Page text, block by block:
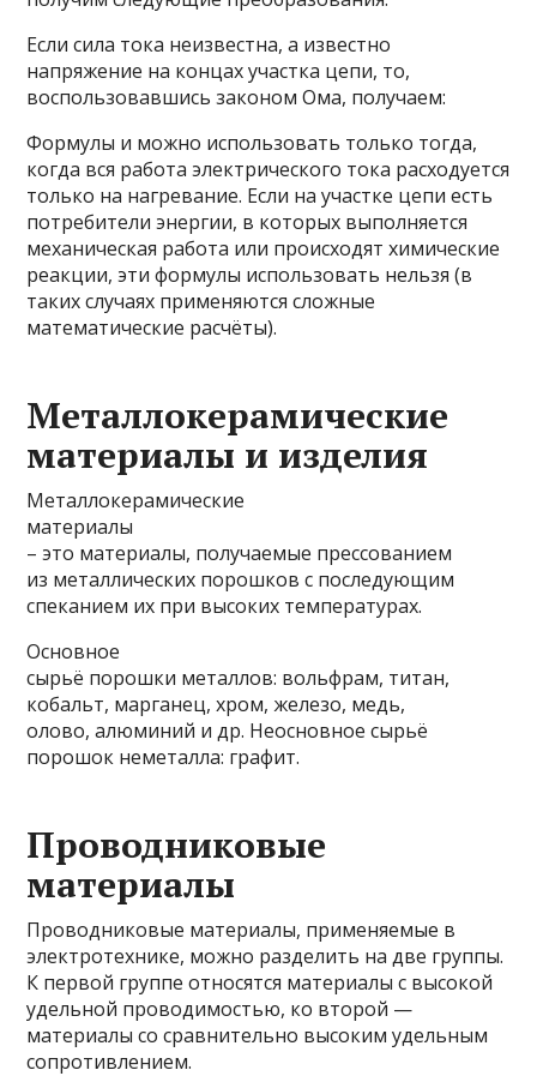
Если сила тока неизвестна, а известно
напряжение на концах участка цепи, то,
воспользовавшись законом Ома, получаем:
Формулы и можно использовать только тогда,
когда вся работа электрического тока расходуется
только на нагревание. Если на участке цепи есть
потребители энергии, в которых выполняется
механическая работа или происходят химические
реакции, эти формулы использовать нельзя (в
таких случаях применяются сложные
математические расчёты).
Металлокерамические
материалы и изделия
Металлокерамические
материалы
– это материалы, получаемые прессованием
из металлических порошков с последующим
спеканием их при высоких температурах.
Основное
сырьё порошки металлов: вольфрам, титан,
кобальт, марганец, хром, железо, медь,
олово, алюминий и др. Неосновное сырьё
порошок неметалла: графит.
Проводниковые
материалы
Проводниковые материалы, применяемые в
электротех­нике, можно разделить на две группы.
К первой группе относятся материалы с высокой
удельной проводимостью, ко второй —
материалы со сравнительно высоким удельным
сопротивлением.